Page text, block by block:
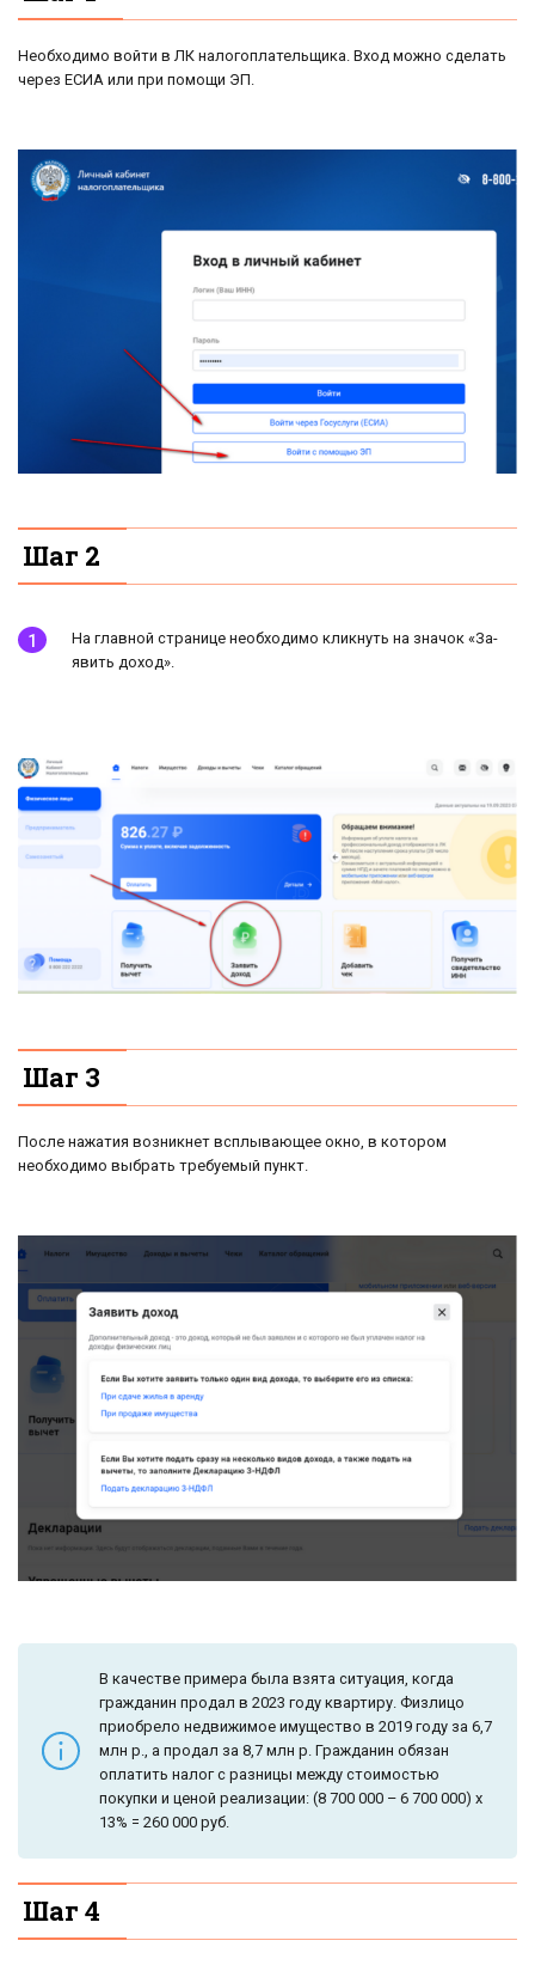
Необходимо войти в ЛК налогоплательщика. Вход можно сделать
через ЕСИА или при помощи ЭП.
Шаг 2
На главной странице необходимо кликнуть на значок «За­
явить доход».
Шаг 3
После нажатия возникнет всплывающее окно, в котором
необходимо выбрать требуемый пункт.
В качестве примера была взята ситуация, когда
гражданин продал в 2023 году квартиру. Физлицо
приобрело недвижимое имущество в 2019 году за 6,7
млн р., а продал за 8,7 млн р. Гражданин обязан
оплатить налог с разницы между стоимостью
покупки и ценой реализации: (8 700 000 – 6 700 000) х
13% = 260 000 руб.
Шаг 4